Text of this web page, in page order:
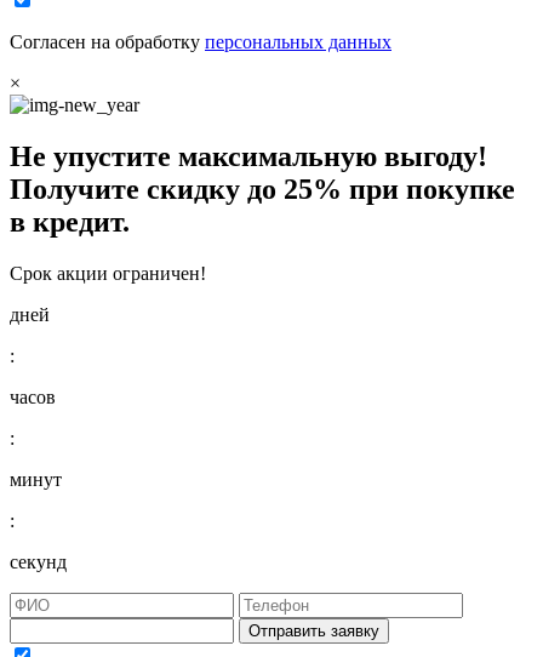
Согласен на обработку персональных данных
×
Не упустите максимальную выгоду!
Получите скидку до 25% при покупке
в кредит.
Срок акции ограничен!
дней
:
часов
:
минут
:
секунд
Отправить заявку